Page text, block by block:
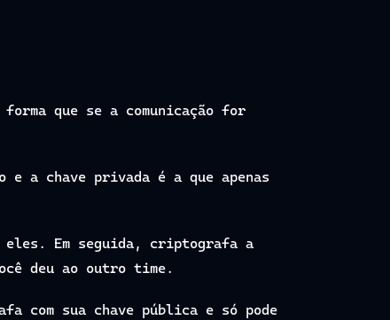
que se a comunicação for
e a chave privada é a que apenas
Em seguida, criptografa a
deu ao outro time.
com sua chave pública e só pode